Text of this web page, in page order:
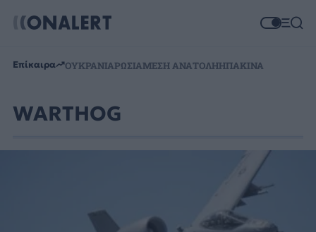
Επίκαιρα ΟΥΚΡΑΝΙΑΡΩΣΙΑΜΕΣΗ ΑΝΑΤΟΛΗΗΠΑΚΙΝΑ
WARTHOG